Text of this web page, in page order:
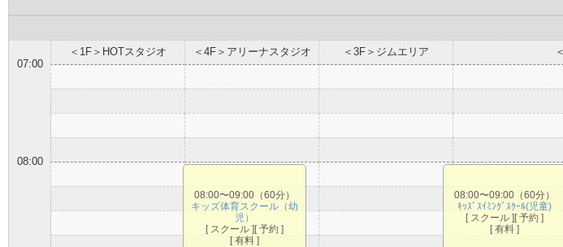
＜1F＞HOTスタジオ ＜4F＞アリーナスタジオ ＜3F＞ジムエリア
07:00
08:00
08:00〜09:00（60分）
キッズ体育スクール（幼
児）
[ スクール ][ 予約 ]
[ 有料 ]
08:00〜09:00（60分）
ｷｯｽﾞｽｲﾐﾝｸﾞｽｸｰﾙ(児童)
[ スクール ][ 予約 ]
[ 有料 ]